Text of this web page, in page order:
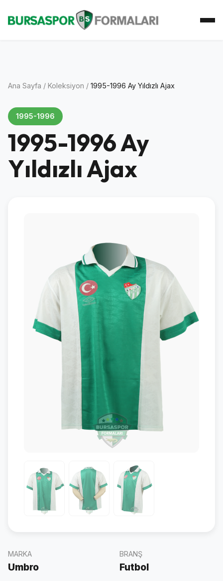
Koleksiyon
Ana Sayfa / Koleksiyon / 1995-1996 Ay Yıldızlı Ajax
1995-1996
1995-1996 Ay
Yıldızlı Ajax
MARKA
Umbro
BRANŞ
Futbol